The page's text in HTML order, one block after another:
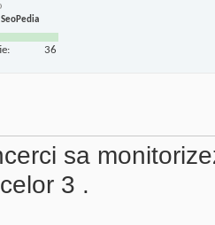
36
sa
3 .